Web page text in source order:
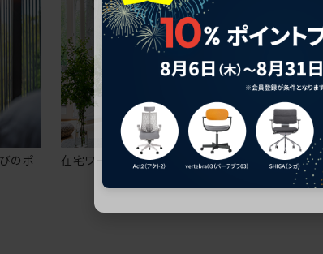
のポ
在宅ワークにおすすめのオフィスチェア5選